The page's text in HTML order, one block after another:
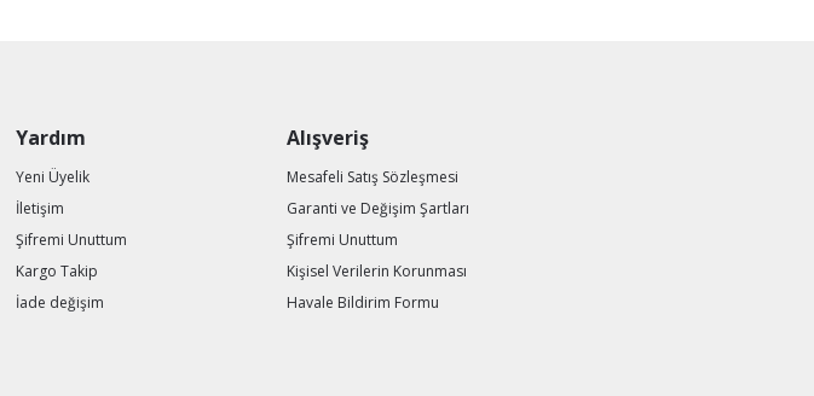
Yardım
Yeni Üyelik
İletişim
Şifremi Unuttum
Kargo Takip
İade değişim
Alışveriş
Mesafeli Satış Sözleşmesi
Garanti ve Değişim Şartları
Şifremi Unuttum
Kişisel Verilerin Korunması
Havale Bildirim Formu